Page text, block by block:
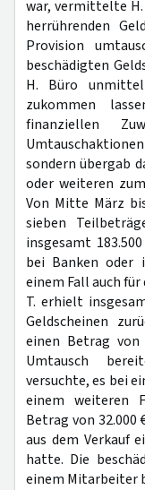
war, vermittelte H.
herrührenden
Provision
beschädigten
H. Büro
zukommen
finanziellen
sondern übergab
oder weiteren
Von Mitte März
sieben
insgesamt
bei Banken oder
einem Fall auch
T. erhielt
Geldscheinen
einen Betrag
Umtausch
versuchte, es bei
einem weiteren
Betrag von 32.000
aus dem Verkauf
hatte. Die
einem Mitarbeiter